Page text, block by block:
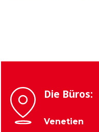
Die Büros:
Venetien